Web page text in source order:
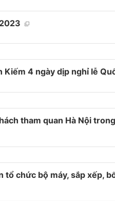
Kiếm 4 ngày dịp nghỉ lễ
tham quan Hà Nội
tổ chức bộ máy, sắp xếp,